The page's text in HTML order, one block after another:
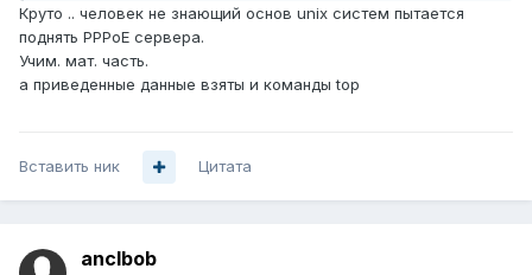
Круто .. человек не знающий основ unix систем пытается
поднять PPPoE сервера.
Учим. мат. часть.
а приведенные данные взяты и команды top
Вставить ник Цитата
anclbob